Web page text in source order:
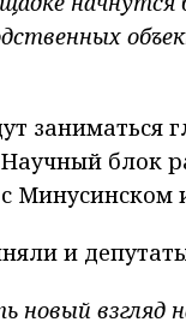
заниматься
блок
Минусинском
и
новый